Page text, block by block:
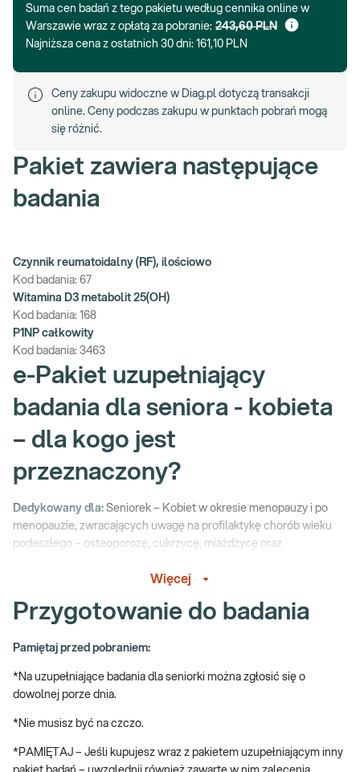
Suma cen badań z tego pakietu według cennika online w
Warszawie wraz z opłatą za pobranie: 243,60 PLN
Najniższa cena z ostatnich 30 dni: 161,10 PLN
Ceny zakupu widoczne w Diag.pl dotyczą transakcji
online. Ceny podczas zakupu w punktach pobrań mogą
się różnić.
Pakiet zawiera następujące
badania
Czynnik reumatoidalny (RF), ilościowo
Kod badania: 67
Witamina D3 metabolit 25(OH)
Kod badania: 168
P1NP całkowity
Kod badania: 3463
e-Pakiet uzupełniający
badania dla seniora - kobieta
– dla kogo jest
przeznaczony?
Dedykowany dla: Seniorek – Kobiet w okresie menopauzy i po
menopauzie, zwracających uwagę na profilaktykę chorób wieku
podeszłego – osteoporozę, cukrzycę, miażdżycę oraz
→ jako uzupełnienie:
e-PAKIETU BADANIA DLA SENIORA
e-PAKIETU PROFILAKTYCZNEGO – PODSTAWOWEGO
jakie?
Więcej
Przygotowanie do badania
Pamiętaj przed pobraniem:
*Na uzupełniające badania dla seniorki można zgłosić się o
dowolnej porze dnia.
*Nie musisz być na czczo.
*PAMIĘTAJ – Jeśli kupujesz wraz z pakietem uzupełniającym inny